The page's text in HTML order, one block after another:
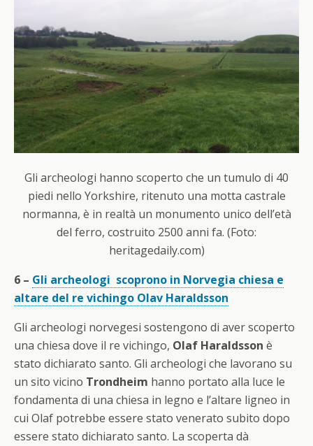
Gli archeologi hanno scoperto che un tumulo di 40
piedi nello Yorkshire, ritenuto una motta castrale
normanna, è in realtà un monumento unico dell’età
del ferro, costruito 2500 anni fa. (Foto:
heritagedaily.com)
6 – Gli archeologi scoprono in Norvegia chiesa e
altare del re vichingo Olav Haraldsson
Gli archeologi norvegesi sostengono di aver scoperto
una chiesa dove il re vichingo, Olaf Haraldsson è
stato dichiarato santo. Gli archeologi che lavorano su
un sito vicino Trondheim hanno portato alla luce le
fondamenta di una chiesa in legno e l’altare ligneo in
cui Olaf potrebbe essere stato venerato subito dopo
essere stato dichiarato santo. La scoperta dà